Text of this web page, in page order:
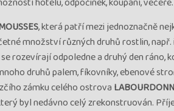
, která patří mezi jednoznačně
množství různých druhů rostlin,
rozevírají odpoledne a druhý den ráno,
druhů palem, fíkovníky, ebenové
zámku celého ostrova
byl nedávno celý zrekonstruován.